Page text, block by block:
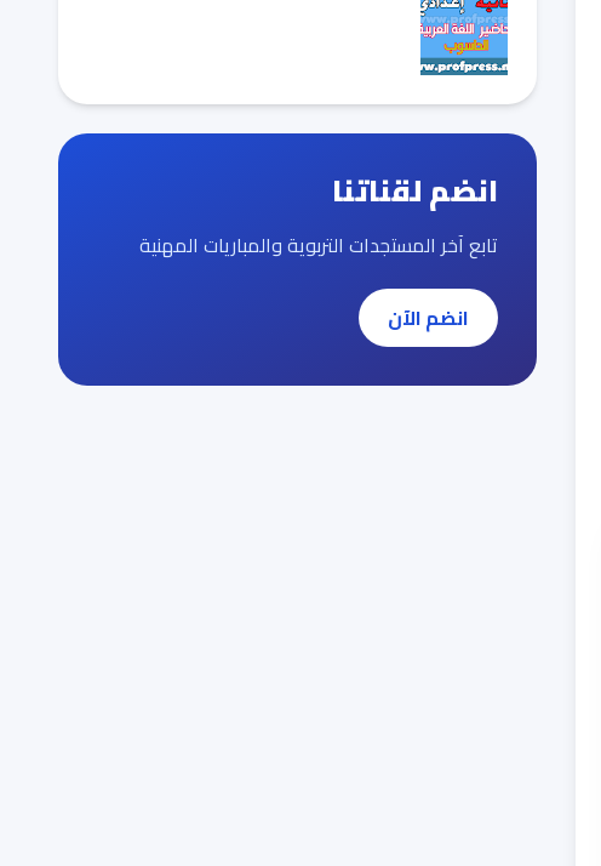
انضم لقناتنا
تابع آخر المستجدات التربوية والمباريات المهنية
انضم الآن